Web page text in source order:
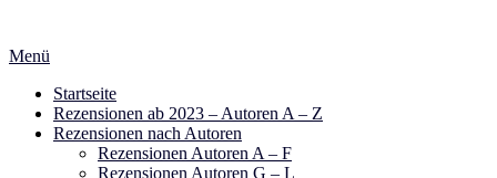
springen
Menü
Startseite
Rezensionen ab 2023 – Autoren A – Z
Rezensionen nach Autoren
Rezensionen Autoren A – F
Rezensionen Autoren G – L